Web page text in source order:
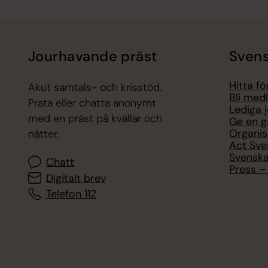
Jourhavande präst
Akut samtals- och krisstöd.
Prata eller chatta anonymt
med en präst på kvällar och
nätter.
Chatt
Digitalt brev
Telefon 112
Hitta
Bli
Lediga
Ge en
Act
Press